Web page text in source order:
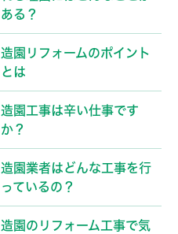
ある？
造園リフォームのポイント
とは
造園工事は辛い仕事です
か？
造園業者はどんな工事を行
っているの？
造園のリフォーム工事で気